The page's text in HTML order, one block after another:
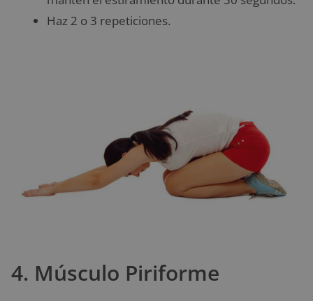
Haz 2 o 3 repeticiones.
4. Músculo Piriforme